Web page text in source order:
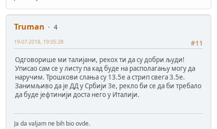
Truman
4
#11
19-07-2018, 19:05:28
Одговорише ми талијани, рекох ти да су добри људи!
Уписао сам се у листу па кад буде на располагању могу да
наручим. Трошкови слања су 13.5е а стрип свега 3.5е.
Занимљиво да је ДД у Србији 3е, рекло би се да би требало
да буде јефтинији доста него у Италији.
Ja da valjam ne bih bio ovde.